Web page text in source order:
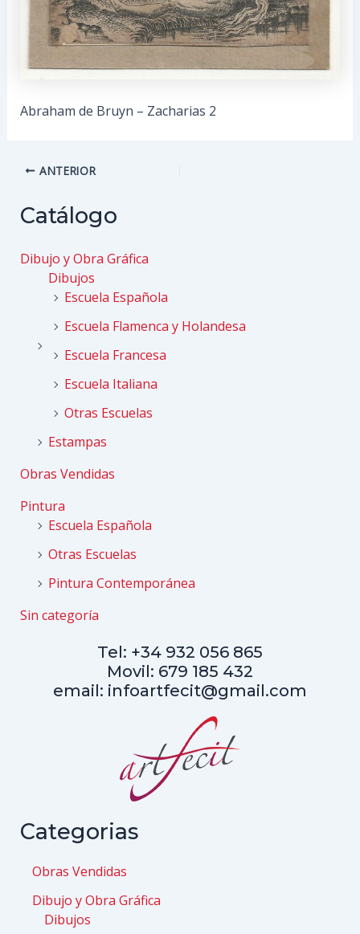
Abraham de Bruyn – Zacharias 2
Navegación
entradas
ANTERIOR
Catálogo
Dibujo y Obra Gráfica
Dibujos
Escuela Española
Escuela Flamenca y Holandesa
Escuela Francesa
Escuela Italiana
Otras Escuelas
Estampas
Obras Vendidas
Pintura
Escuela Española
Otras Escuelas
Pintura Contemporánea
Sin categoría
Tel: +34 932 056 865
Movil: 679 185 432
email: infoartfecit@gmail.com
Categorias
Obras Vendidas
Dibujo y Obra Gráfica
Dibujos